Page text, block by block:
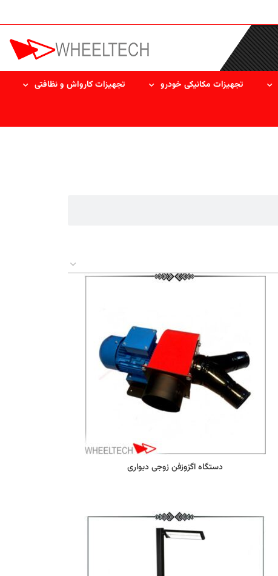
تجهیزات مکانیکی خودرو تجهیزات کارواش و نظافتی
دستگاه اگزوزفن زوجی دیواری